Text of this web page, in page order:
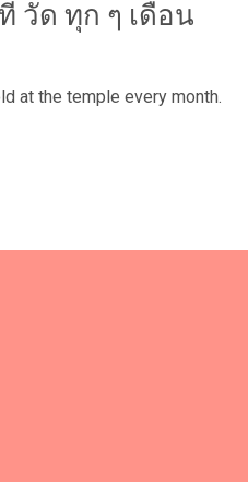
วัด ทุก ๆ เดือน
at the temple every month.